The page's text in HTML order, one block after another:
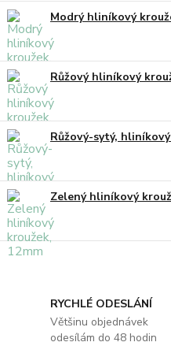
Modrý hliníkový
Růžový hliníkový
Růžový-sytý,
Zelený hliníkový
RYCHLÉ ODESLÁNÍ
Většinu objednávek
odesílám do 48 hodin